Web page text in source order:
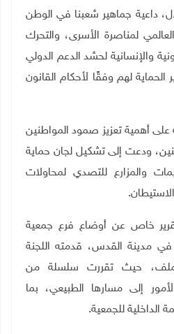
داعية جماهير شعبنا في الوطن
لمناصرة الأسرى، والتحرك
والإنسانية لحشد الدعم الدولي
الحماية لهم وفقًا لأحكام القانون
على أهمية تعزيز صمود المواطنين
ودعت إلى تشكيل لجان حماية
والمزارع للتصدي لمحاولات
.
خاص عن أوضاع فرع جمعية
في مدينة القدس، قدمته اللجنة
حيث تقررت سلسلة من
إلى مسارها الطبيعي، بما
الداخلية للجمعية.